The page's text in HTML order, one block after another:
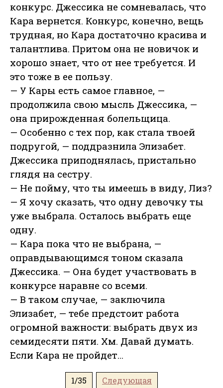
конкурс. Джессика не сомневалась, что
Кара вернется. Конкурс, конечно, вещь
трудная, но Кара достаточно красива и
талантлива. Притом она не новичок и
хорошо знает, что от нее требуется. И
это тоже в ее пользу.
— У Кары есть самое главное, —
продолжила свою мысль Джессика, —
она прирожденная болельщица.
— Особенно с тех пор, как стала твоей
подругой, — поддразнила Элизабет.
Джессика приподнялась, пристально
глядя на сестру.
— Не пойму, что ты имеешь в виду, Лиз?
— Я хочу сказать, что одну девочку ты
уже выбрала. Осталось выбрать еще
одну.
— Кара пока что не выбрана, —
оправдывающимся тоном сказала
Джессика. — Она будет участвовать в
конкурсе наравне со всеми.
— В таком случае, — заключила
Элизабет, — тебе предстоит работа
огромной важности: выбрать двух из
семидесяти пяти. Хм. Давай думать.
Если Кара не пройдет…
1/35 Следующая